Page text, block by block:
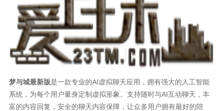
梦与城最新版是一款专业的AI虚拟聊天应用，拥有强大的人工智能
系统，为每个用户量身定制虚拟形象。支持随时与AI互动聊天，丰
富的内容回复，安全的聊天内容保障，让众多用户拥有最好的陪